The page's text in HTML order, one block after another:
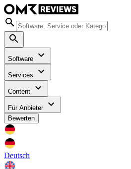
Software
Services
Content
Für Anbieter
Bewerten
Deutsch